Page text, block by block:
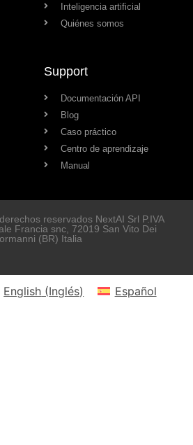
Inteligencia artificial
Quiénes somos
Support
Documentación API
Blog
Caso práctico
Centro de aprendizaje
Manual
reservados NextAI Srl P.IVA
Francia snc , 72019 San Vito Dei
(BR) Italia
English (Inglés) Español